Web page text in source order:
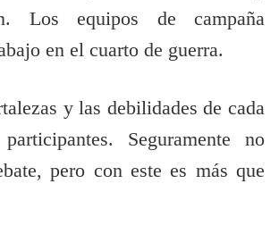
Los equipos de campaña
en el cuarto de guerra.
y las debilidades de cada
Seguramente no
pero con este es más que